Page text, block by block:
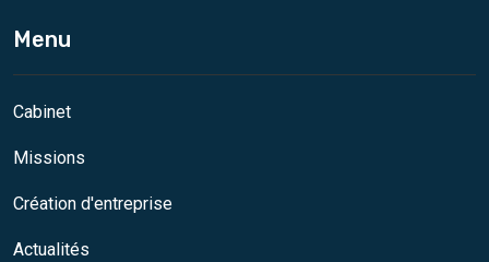
Menu
Cabinet
Missions
Création d'entreprise
Actualités